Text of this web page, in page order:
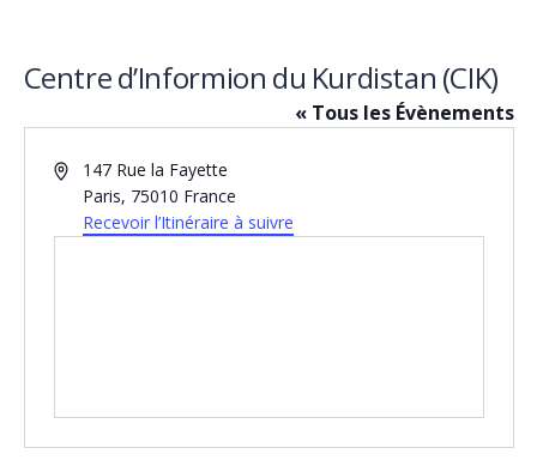
Centre d’Informion du Kurdistan (CIK)
« Tous les Évènements
Adresse147 Rue la Fayette
Paris, 75010 France
Recevoir l’Itinéraire à suivre